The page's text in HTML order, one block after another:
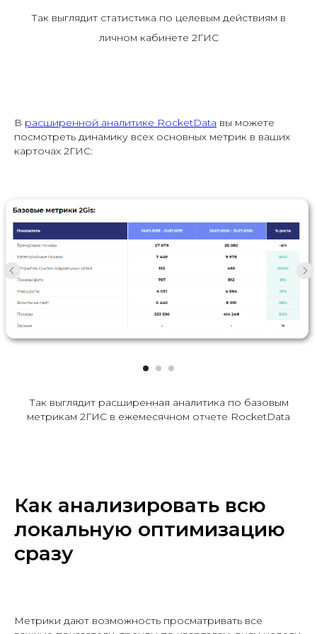
Так выглядит статистика по целевым действиям в
личном кабинете 2ГИС
В расширенной аналитике RocketData вы можете
посмотреть динамику всех основных метрик в ваших
карточах 2ГИС:
Так выглядит расширенная аналитика по базовым
метрикам 2ГИС в ежемесячном отчете RocketData
Как анализировать всю
локальную оптимизацию
сразу
Метрики дают возможность просматривать все